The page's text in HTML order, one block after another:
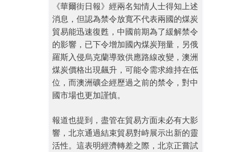
《華爾街日報》經兩名知情人士得知上述
消息，但認為禁令放寬不代表兩國的煤炭
貿易能迅速復甦，中國前期為了緩解禁令
的影響，已下令增加國內煤炭翔量，另俄
羅斯入侵烏克蘭導致供應路線改變，澳洲
煤炭價格出現飆升，可能令需求維持在低
位，而澳洲礦企經歷過之前的禁令，對中
國市場也更加謹慎。
報道也提到，盡管在貿易方面未必有大影
響，北京通過結束貿易對峙展示出新的靈
活性。這表明經濟轉差之際，北京正嘗試